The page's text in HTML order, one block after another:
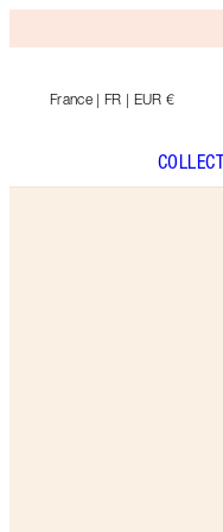
France | FR | EUR €